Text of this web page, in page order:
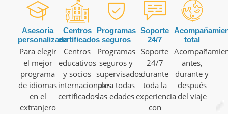
Asesoría
personalizada
Para elegir
el mejor
programa
de idiomas
en el
extranjero
Centros
certificados
Centros
educativos
y socios
internacionales
certificados
Programas
seguros
Programas
seguros y
supervisados
para todas
las edades
Soporte
24/7
Soporte
24/7
durante
toda la
experiencia
con
total
antes,
durante y
después
del viaje